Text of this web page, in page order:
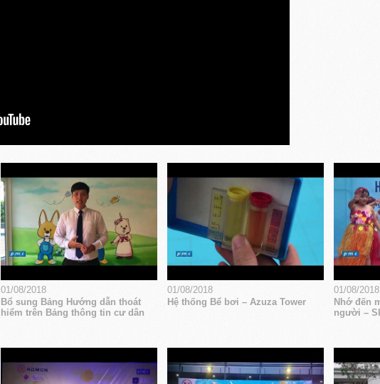
01/08/2018
Bổ sung Bảng Hướng dẫn thoát
hiểm trên Bảng thông tin cư dân
01/08/2018
Hệ thống Bể bơi – Azuza Tower
01/08/2018
Nhớ đến
người –